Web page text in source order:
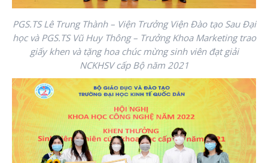
PGS.TS Lê Trung Thành – Viện Trưởng Viện Đào tạo Sau Đại
học và PGS.TS Vũ Huy Thông – Trưởng Khoa Marketing trao
giấy khen và tặng hoa chúc mừng sinh viên đạt giải
NCKHSV cấp Bộ năm 2021